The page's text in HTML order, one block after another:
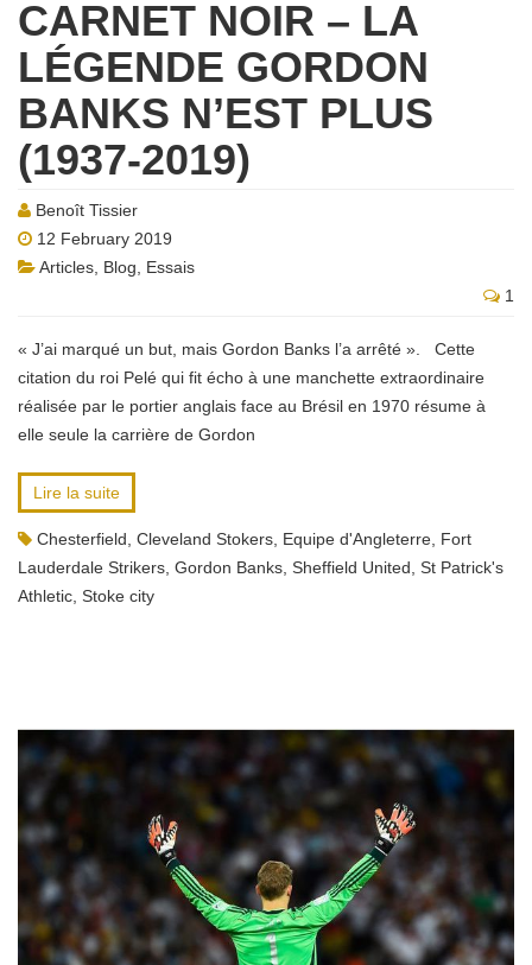
CARNET NOIR – LA
LÉGENDE GORDON
BANKS N’EST PLUS
(1937-2019)
Benoît Tissier
12 February 2019
Articles Blog
Essais
1
« J’ai marqué un but, mais Gordon Banks l’a arrêté ». Cette
citation du roi Pelé qui fit écho à une manchette extraordinaire
réalisée par le portier anglais face au Brésil en 1970 résume à
elle seule la carrière de Gordon
Lire la suite
Chesterfield Cleveland Stokers Equipe d'Angleterre Fort
Lauderdale Strikers Gordon Banks Sheffield United St Patrick's
Athletic Stoke city